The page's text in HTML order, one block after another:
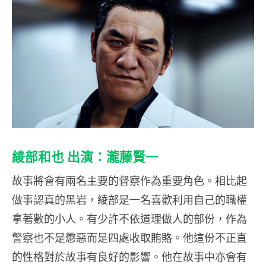
綾部和也 出演：瀧藤賢一
故事將會有兩名主要的督察作為重要角色。相比起
做事認真的黑岩，綾部是一名喜歡利用自己的職權
拿著數的小人。有少許不依道理做人的部份，作為
警察也不是懲惡而是四處收取賄賂。他這份不正直
的性格對於故事有良好的影響。他在故事中亦會有